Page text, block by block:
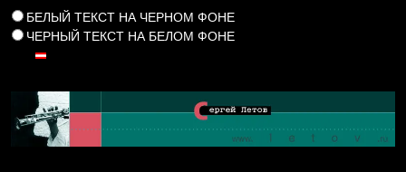
БЕЛЫЙ ТЕКСТ НА ЧЕРНОМ ФОНЕ
ЧЕРНЫЙ ТЕКСТ НА БЕЛОМ ФОНЕ